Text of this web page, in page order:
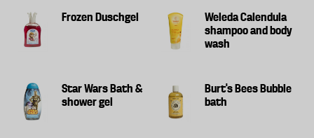
Frozen Duschgel
Weleda Calendula
shampoo and body
wash
Star Wars Bath &
shower gel
Burt's Bees Bubble
bath